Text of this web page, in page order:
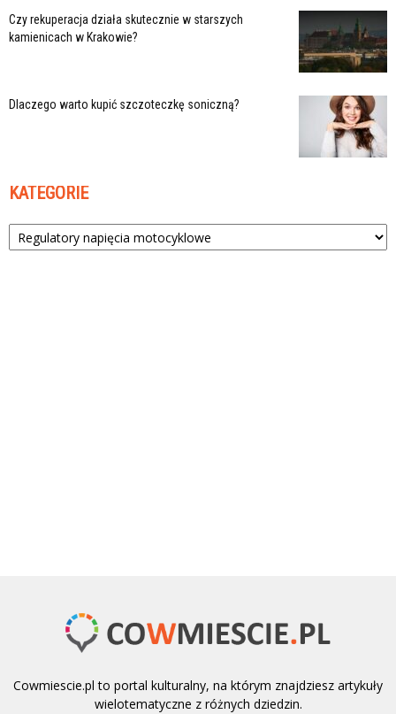
Czy rekuperacja działa skutecznie w starszych
kamienicach w Krakowie?
Dlaczego warto kupić szczoteczkę soniczną?
KATEGORIE
Kategorie
Cowmiescie.pl to portal kulturalny, na którym znajdziesz artykuły
wielotematyczne z różnych dziedzin.